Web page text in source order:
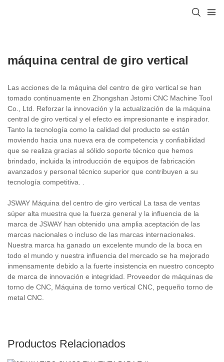
máquina central de giro vertical
Las acciones de la máquina del centro de giro vertical se han
tomado continuamente en Zhongshan Jstomi CNC Machine Tool
Co., Ltd. Reforzar la innovación y la actualización de la máquina
central de giro vertical y el efecto es impresionante e inspirador.
Tanto la tecnología como la calidad del producto se están
moviendo hacia una nueva era de competencia y confiabilidad
que se realiza gracias al sólido soporte técnico que hemos
brindado, incluida la introducción de equipos de fabricación
avanzados y personal técnico superior que contribuyen a su
tecnología competitiva. .
JSWAY Máquina del centro de giro vertical La tasa de ventas
súper alta muestra que la fuerza general y la influencia de la
marca de JSWAY han obtenido una amplia aceptación de las
marcas nacionales o incluso de las marcas internacionales.
Nuestra marca ha ganado un excelente mundo de la boca en
todo el mundo y nuestra influencia del mercado se ha mejorado
inmensamente debido a la fuerte insistencia en nuestro concepto
de marca de innovación e integridad. Proveedor de máquinas de
torno de CNC, Máquina de torno vertical CNC, pequeño torno de
metal CNC.
Productos Relacionados